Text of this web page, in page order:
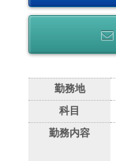
勤務地
科目
勤務内容